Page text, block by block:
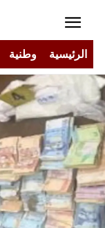
الرئيسية وطنية